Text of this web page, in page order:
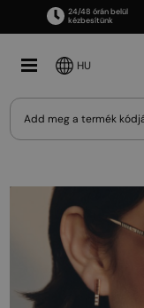
24/48 órán belül
kézbesítünk
HU